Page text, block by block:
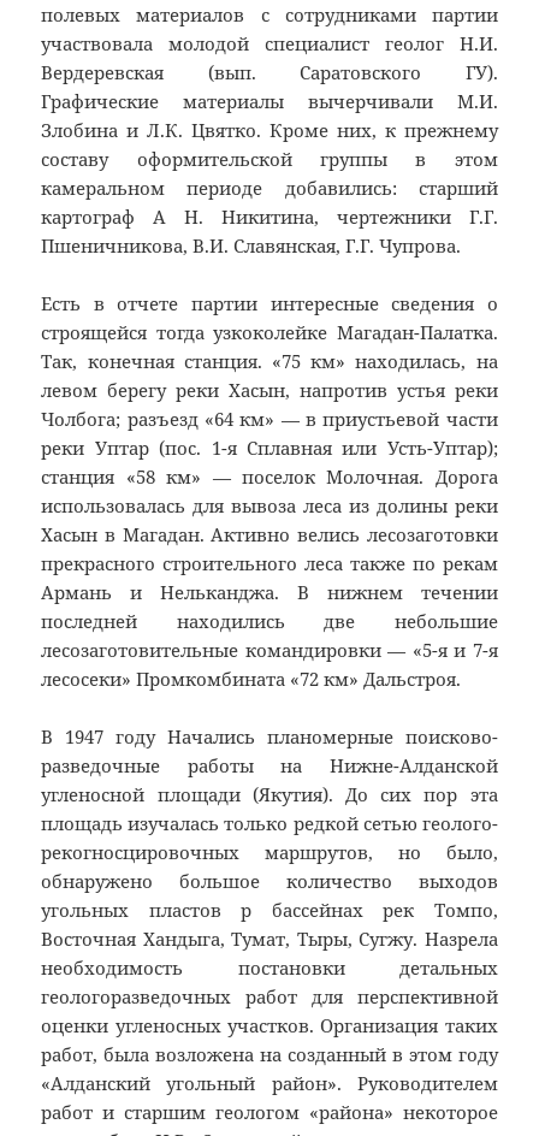
полевых материалов с сотрудниками партии
участвовала молодой специалист геолог Н.И.
Вердеревская (вып. Саратовского ГУ).
Графические материалы вычерчивали М.И.
Злобина и Л.К. Цвятко. Кроме них, к прежнему
составу оформительской группы в этом
камеральном периоде добавились: старший
картограф А Н. Никитина, чертежники Г.Г.
Пшеничникова, В.И. Славянская, Г.Г. Чупрова.
Есть в отчете партии интересные сведения о
строящейся тогда узкоколейке Магадан-Палатка.
Так, конечная станция. «75 км» находилась, на
левом берегу реки Хасын, напротив устья реки
Чолбога; разъезд «64 км» — в приустьевой части
реки Уптар (пос. 1-я Сплавная или Усть-Уптар);
станция «58 км» — поселок Молочная. Дорога
использовалась для вывоза леса из долины реки
Хасын в Магадан. Активно велись лесозаготовки
прекрасного строительного леса также по рекам
Армань и Нельканджа. В нижнем течении
последней находились две небольшие
лесозаготовительные командировки — «5-я и 7-я
лесосеки» Промкомбината «72 км» Дальстроя.
В 1947 году Начались планомерные поисково-
разведочные работы на Нижне-Алданской
угленосной площади (Якутия). До сих пор эта
площадь изучалась только редкой сетью геолого-
рекогносцировочных маршрутов, но было,
обнаружено большое количество выходов
угольных пластов р бассейнах рек Томпо,
Восточная Хандыга, Тумат, Тыры, Сугжу. Назрела
необходимость постановки детальных
геологоразведочных работ для перспективной
оценки угленосных участков. Организация таких
работ, была возложена на созданный в этом году
«Алданский угольный район». Руководителем
работ и старшим геологом «района» некоторое